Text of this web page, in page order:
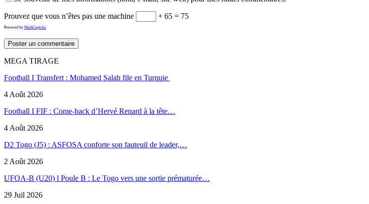
Prouvez que vous n’êtes pas une machine + 65 = 75
Powered by MathCaptcha
MEGA TIRAGE
Football I Transfert : Mohamed Salah file en Turquie
4 Août 2026
Football I FIF : Come-back d’Hervé Renard à la tête…
4 Août 2026
D2 Togo (J5) : ASFOSA conforte son fauteuil de leader,…
2 Août 2026
UFOA-B (U20) l Poule B : Le Togo vers une sortie prématurée…
29 Juil 2026